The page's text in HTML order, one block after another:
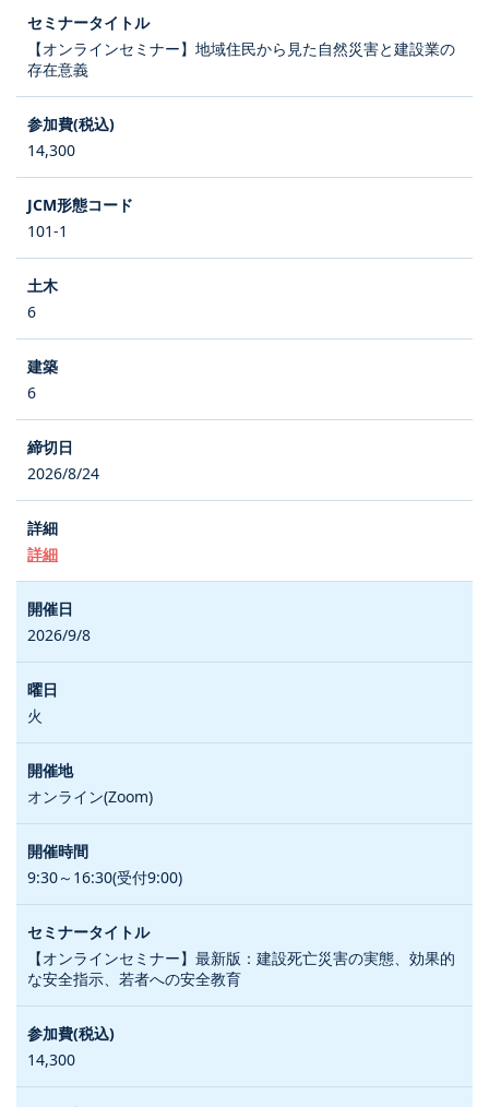
【オンラインセミナー】地域住民から見た自然災害と建設業の
存在意義
14,300
101-1
6
6
2026/8/24
詳細
2026/9/8
火
オンライン(Zoom)
9:30～16:30(受付9:00)
【オンラインセミナー】最新版：建設死亡災害の実態、効果的
な安全指示、若者への安全教育
14,300